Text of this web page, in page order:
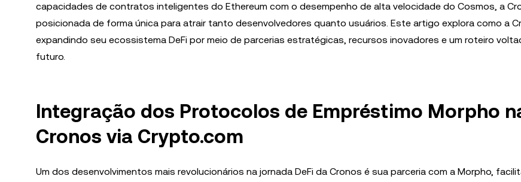
capacidades de contratos inteligentes do Ethereum com o desempenho de alta velocidade do Cosmos, a
posicionada de forma única para atrair tanto desenvolvedores quanto usuários. Este artigo explora como a
expandindo seu ecossistema DeFi por meio de parcerias estratégicas, recursos inovadores e um roteiro
futuro.
Integração dos Protocolos de Empréstimo Morpho
Cronos via Crypto.com
Um dos desenvolvimentos mais revolucionários na jornada DeFi da Cronos é sua parceria com a Morpho,